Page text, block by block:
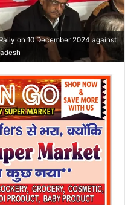
on 10 December 2024 against